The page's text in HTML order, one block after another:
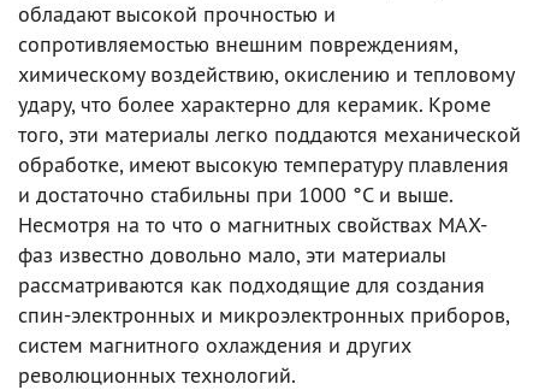
обладают высокой прочностью и
сопротивляемостью внешним повреждениям,
химическому воздействию, окислению и тепловому
удару, что более характерно для керамик. Кроме
того, эти материалы легко поддаются механической
обработке, имеют высокую температуру плавления
и достаточно стабильны при 1000 °С и выше.
Несмотря на то что о магнитных свойствах МАХ-
фаз известно довольно мало, эти материалы
рассматриваются как подходящие для создания
спин-электронных и микроэлектронных приборов,
систем магнитного охлаждения и других
революционных технологий.